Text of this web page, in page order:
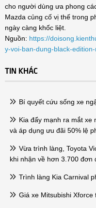
cho người dùng ưa phong
Mazda củng cố vị thế trong
ngày càng khốc liệt.
Nguồn: https://
y-voi-ban-dung-black-
TIN KHÁC
Bí quyết cứu sống xe
Kia đẩy mạnh ra mắt xe
và áp dụng ưu đãi 50% lệ
Vừa trình làng, Toyota
khi nhận về hơn 3.700 đơn
Trình làng Kia Carnival
Giá xe Mitsubishi